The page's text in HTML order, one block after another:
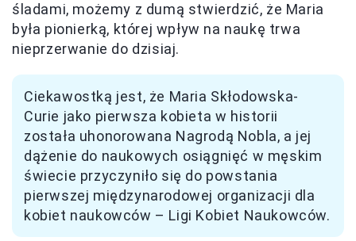
śladami, możemy z dumą stwierdzić, że Maria
była pionierką, której wpływ na naukę trwa
nieprzerwanie do dzisiaj.
Ciekawostką jest, że Maria Skłodowska-
Curie jako pierwsza kobieta w historii
została uhonorowana Nagrodą Nobla, a jej
dążenie do naukowych osiągnięć w męskim
świecie przyczyniło się do powstania
pierwszej międzynarodowej organizacji dla
kobiet naukowców – Ligi Kobiet Naukowców.